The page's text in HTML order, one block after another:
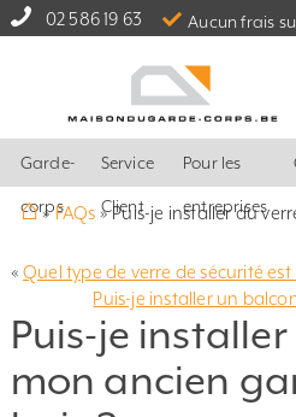
02 586 19 63 Aucun frais
Garde-
corps
Service
Client
Pour les
entreprises
⌂»FAQs »Puis-je installer du
« Quel type de verre de sécurité est
Puis-je installer un
Puis-je
mon ancien